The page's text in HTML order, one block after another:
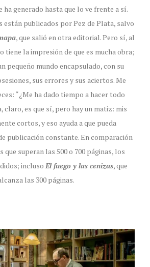
ha generado hasta que lo ve frente a sí.
están publicados por Pez de Plata, salvo
, que salió en otra editorial. Pero sí, al
tiene la impresión de que es mucha obra;
pequeño mundo encapsulado, con su
sus errores y sus aciertos. Me
“¿Me ha dado tiempo a hacer todo
claro, es que sí, pero hay un matiz: mis
cortos, y eso ayuda a que pueda
publicación constante. En comparación
que superan las 500 o 700 páginas, los
incluso El fuego y las cenizas, que
las 300 páginas.